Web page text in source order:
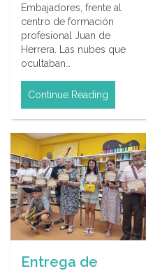
Embajadores, frente al
centro de formación
profesional Juan de
Herrera. Las nubes que
ocultaban…
Continue Reading
Entrega de